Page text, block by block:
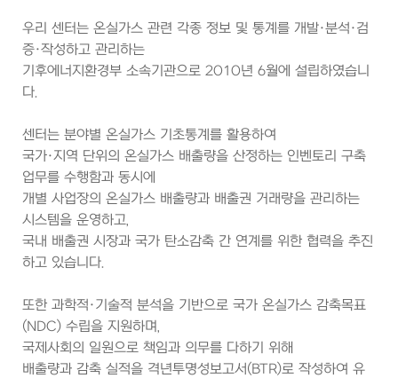
우리 센터는 온실가스 관련 각종 정보 및 통계를 개발·분석·검
증·작성하고 관리하는
기후에너지환경부 소속기관으로 2010년 6월에 설립하였습니
다.
센터는 분야별 온실가스 기초통계를 활용하여
국가·지역 단위의 온실가스 배출량을 산정하는 인벤토리 구축
업무를 수행함과 동시에
개별 사업장의 온실가스 배출량과 배출권 거래량을 관리하는
시스템을 운영하고,
국내 배출권 시장과 국가 탄소감축 간 연계를 위한 협력을 추진
하고 있습니다.
또한 과학적·기술적 분석을 기반으로 국가 온실가스 감축목표
(NDC) 수립을 지원하며,
국제사회의 일원으로 책임과 의무를 다하기 위해
배출량과 감축 실적을 격년투명성보고서(BTR)로 작성하여 유